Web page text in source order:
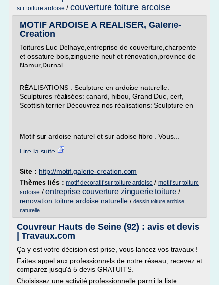
sur toiture ardoise / couverture toiture ardoise
MOTIF ARDOISE A REALISER, Galerie-
Creation
Toitures Luc Delhaye,entreprise de couverture,charpente
et ossature bois,zinguerie neuf et rénovation,province de
Namur,Durnal
RÉALISATIONS : Sculpture en ardoise naturelle:
Sculptures réalisées: canard, hibou, Grand Duc, cerf,
Scottish terrier Découvrez nos réalisations: Sculpture en
Motif sur ardoise naturel et sur adoise fibro . Vous...
Lire la suite
Site : http://motif.galerie-creation.com
Thèmes liés : motif decoratif sur toiture ardoise / motif sur toiture
ardoise / entreprise couverture zinguerie toiture /
renovation toiture ardoise naturelle / dessin toiture ardoise
naturelle
Couvreur Hauts de Seine (92) : avis et devis
| Travaux.com
Ça y est votre décision est prise, vous lancez vos travaux !
Faites appel aux professionnels de notre réseau, recevez et
comparez jusqu'à 5 devis GRATUITS.
Choisissez une activité professionnelle parmi la liste